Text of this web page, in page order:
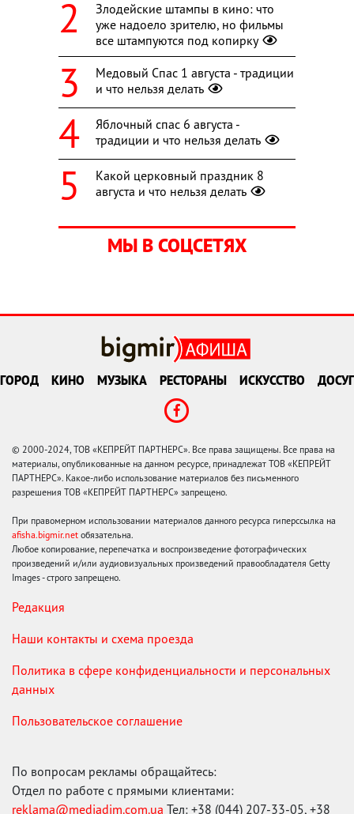
Злодейские штампы в кино: что
уже надоело зрителю, но фильмы
все штампуются под копирку
Медовый Спас 1 августа - традиции
и что нельзя делать
Яблочный спас 6 августа -
традиции и что нельзя делать
Какой церковный праздник 8
августа и что нельзя делать
МЫ В СОЦСЕТЯХ
ГОРОД КИНО МУЗЫКА РЕСТОРАНЫ ИСКУССТВО ДОСУГ
© 2000-2024, ТОВ «КЕПРЕЙТ ПАРТНЕРС». Все права защищены. Все права на
материалы, опубликованные на данном ресурсе, принадлежат ТОВ «КЕПРЕЙТ
ПАРТНЕРС». Какое-либо использование материалов без письменного
разрешения ТОВ «КЕПРЕЙТ ПАРТНЕРС» запрещено.
При правомерном использовании материалов данного ресурса гиперссылка на
afisha.bigmir.net обязательна.
Любое копирование, перепечатка и воспроизведение фотографических
произведений и/или аудиовизуальных произведений правообладателя Getty
Images - строго запрещено.
Редакция
Наши контакты и схема проезда
Политика в сфере конфиденциальности и персональных
данных
Пользовательское соглашение
По вопросам рекламы обращайтесь:
Отдел по работе с прямыми клиентами:
reklama@mediadim.com.ua Тел: +38 (044) 207-33-05, +38